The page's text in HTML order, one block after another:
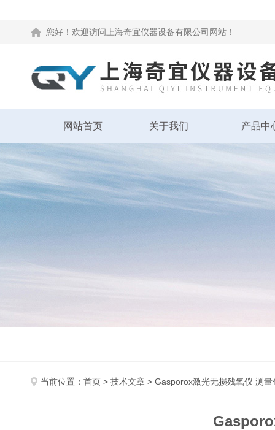
您好！欢迎访问上海奇宜仪器设备有限公司网站！
网站首页 关于我们 产品中
当前位置： 首页 > 技术文章 > Gasporox激光无损残氧仪 测